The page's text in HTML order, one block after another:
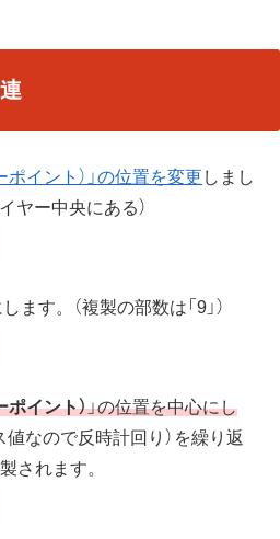
ポイント）」の位置を変更 しまし
ヤー中央にある）
します。（複製の部数は「9」）
ポイント）」の位置を中心にし
値なので反時計回り）を繰り返
されます。